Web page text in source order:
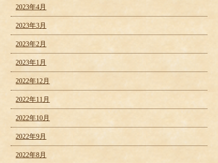
2023年4月
2023年3月
2023年2月
2023年1月
2022年12月
2022年11月
2022年10月
2022年9月
2022年8月